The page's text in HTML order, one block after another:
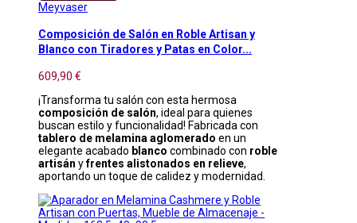
Meyvaser
Composición de Salón en Roble Artisan y
Blanco con Tiradores y Patas en Color...
609,90 €
¡Transforma tu salón con esta hermosa
composición de salón, ideal para quienes
buscan estilo y funcionalidad! Fabricada con
tablero de melamina aglomerado en un
elegante acabado blanco combinado con roble
artisán yfrentes alistonados en relieve,
aportando un toque de calidez y modernidad.